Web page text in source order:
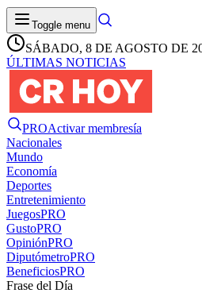
Toggle menu
SÁBADO, 8 DE AGOSTO DE
ÚLTIMAS NOTICIAS
PROActivar membresía
Nacionales
Mundo
Economía
Deportes
Entretenimiento
JuegosPRO
GustoPRO
OpiniónPRO
DiputómetroPRO
BeneficiosPRO
Frase del Día